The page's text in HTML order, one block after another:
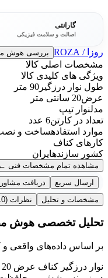
گارانتی
اصالت و سلامت فیزیکی
روزا / ROZA بررسی هوش
مشخصات اصلی کالا
ویژگی های کلیدی کالا
طول نوار درزگیر 90 متر
عرض20 سانتی متر
مدلنوار تیپ
تعداد در کارتن6 عدد
موارد استفادهساخت و نصب
کارهای کناف
کشور سازندهایران
مشاهده تمام مشخصات فنی ←
ارسال سریع
دریافت
مشخصات و تحلیل
نظرات (10)
تحلیل تخصصی هوش
بر اساس داده‌های واقعی و